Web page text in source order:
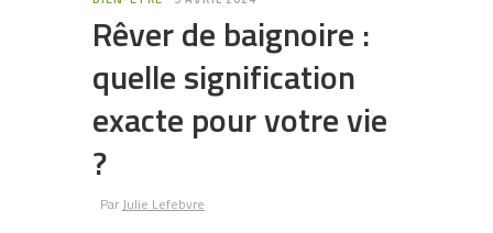
Rêver de baignoire :
quelle signification
exacte pour votre vie
?
Par Julie Lefebvre